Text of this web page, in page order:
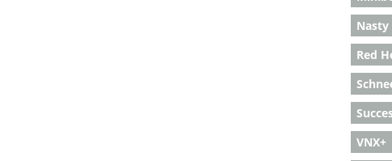
Nasty
Red
VNX+